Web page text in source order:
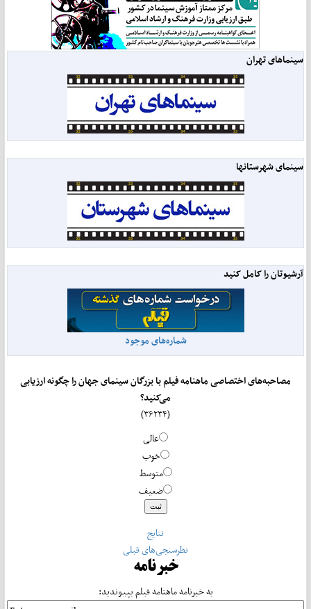
سینماهای تهران
سینمای شهرستانها
آرشیوتان را کامل کنید
شماره‌های موجود
مصاحبه‌های اختصاصی ماهنامه فیلم با بزرگان سینمای جهان را چگونه ارزیابی
می‌کنید؟
عالی
خوب
متوسط
ضعیف
نتایج
نظرسنجی‌های قبلی
خبرنامه
به خبرنامه ماهنامه فیلم بپیوندید: